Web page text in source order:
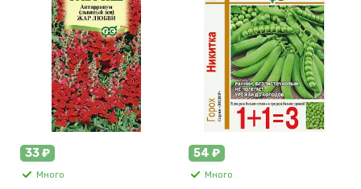
33 ₽
Много
54 ₽
Много